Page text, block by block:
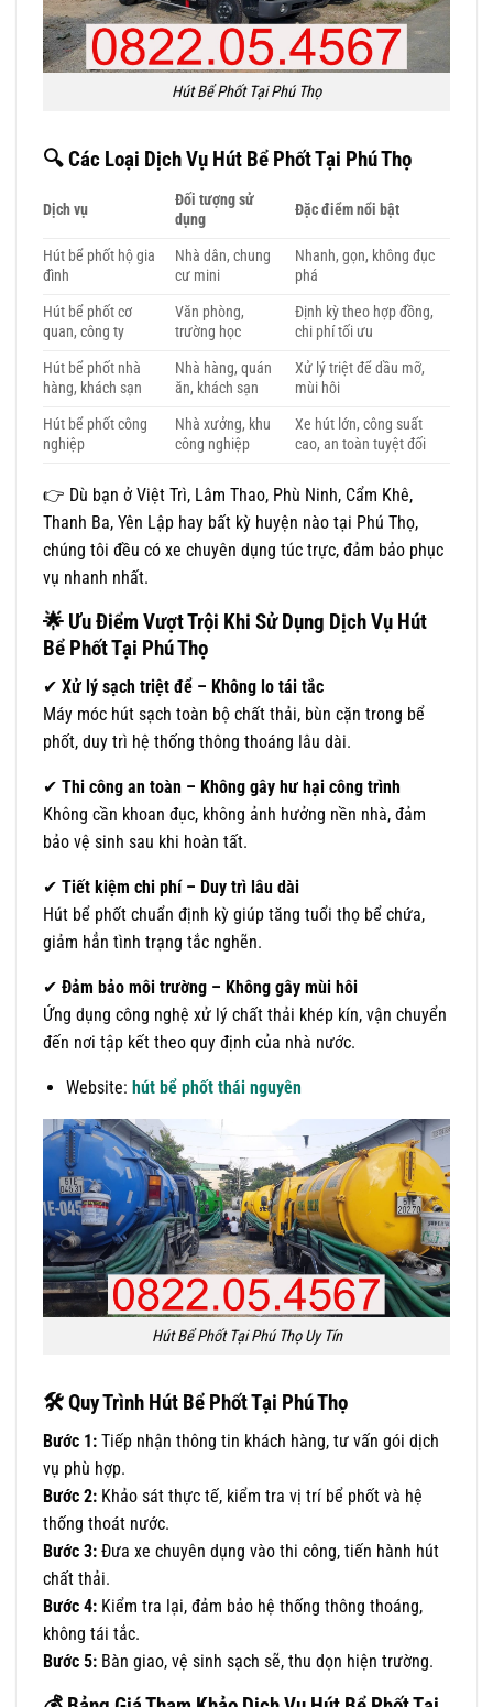
Hút Bể Phốt Tại Phú Thọ
🔍Các Loại Dịch Vụ Hút Bể Phốt Tại Phú Thọ
Dịch vụ
Đối tượng sử
dụng
Đặc điểm nổi bật
Hút bể phốt hộ gia
đình
Nhà dân, chung
cư mini
Nhanh, gọn, không đục
phá
Hút bể phốt cơ
quan, công ty
Văn phòng,
trường học
Định kỳ theo hợp đồng,
chi phí tối ưu
Hút bể phốt nhà
hàng, khách sạn
Nhà hàng, quán
ăn, khách sạn
Xử lý triệt để dầu mỡ,
mùi hôi
Hút bể phốt công
nghiệp
Nhà xưởng, khu
công nghiệp
Xe hút lớn, công suất
cao, an toàn tuyệt đối
👉 Dù bạn ở Việt Trì, Lâm Thao, Phù Ninh, Cẩm Khê,
Thanh Ba, Yên Lập hay bất kỳ huyện nào tại Phú Thọ,
chúng tôi đều có xe chuyên dụng túc trực, đảm bảo phục
vụ nhanh nhất.
🌟 Ưu Điểm Vượt Trội Khi Sử Dụng Dịch Vụ Hút
Bể Phốt Tại Phú Thọ
✔ Xử lý sạch triệt để – Không lo tái tắc
Máy móc hút sạch toàn bộ chất thải, bùn cặn trong bể
phốt, duy trì hệ thống thông thoáng lâu dài.
✔ Thi công an toàn – Không gây hư hại công trình
Không cần khoan đục, không ảnh hưởng nền nhà, đảm
bảo vệ sinh sau khi hoàn tất.
✔ Tiết kiệm chi phí – Duy trì lâu dài
Hút bể phốt chuẩn định kỳ giúp tăng tuổi thọ bể chứa,
giảm hẳn tình trạng tắc nghẽn.
✔ Đảm bảo môi trường – Không gây mùi hôi
Ứng dụng công nghệ xử lý chất thải khép kín, vận chuyển
đến nơi tập kết theo quy định của nhà nước.
Website: hút bể phốt thái nguyên
Hút Bể Phốt Tại Phú Thọ Uy Tín
🛠Quy Trình Hút Bể Phốt Tại Phú Thọ
Bước 1: Tiếp nhận thông tin khách hàng, tư vấn gói dịch
vụ phù hợp.
Bước 2: Khảo sát thực tế, kiểm tra vị trí bể phốt và hệ
thống thoát nước.
Bước 3: Đưa xe chuyên dụng vào thi công, tiến hành hút
chất thải.
Bước 4: Kiểm tra lại, đảm bảo hệ thống thông thoáng,
không tái tắc.
Bước 5: Bàn giao, vệ sinh sạch sẽ, thu dọn hiện trường.